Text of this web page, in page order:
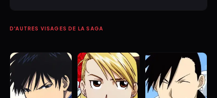
D'AUTRES VISAGES DE LA SAGA